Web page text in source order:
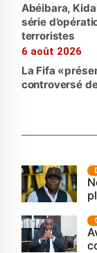
Abéibara,
série
terroristes
6 août 2026
La Fifa
controversé